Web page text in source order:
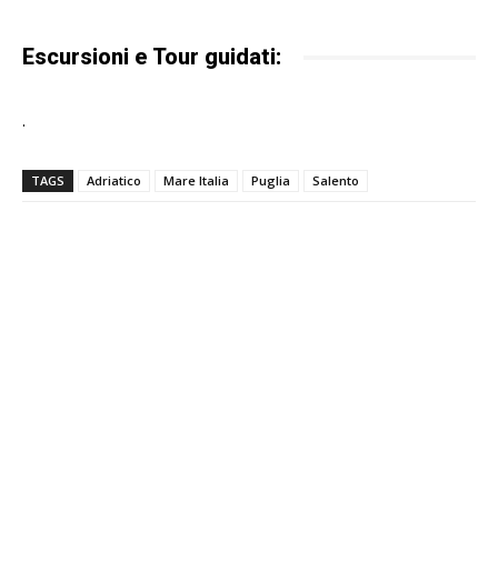
Escursioni e Tour guidati:
.
TAGS Adriatico Mare Italia Puglia Salento